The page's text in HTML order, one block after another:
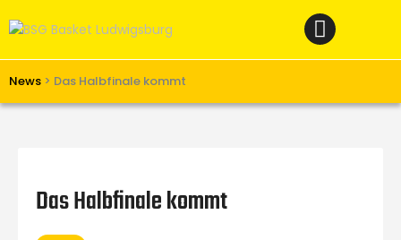
News > Das Halbfinale kommt
Verein
Unterstützen
Das Halbfinale kommt